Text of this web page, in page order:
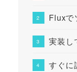
Fluxで
実装し
すぐに